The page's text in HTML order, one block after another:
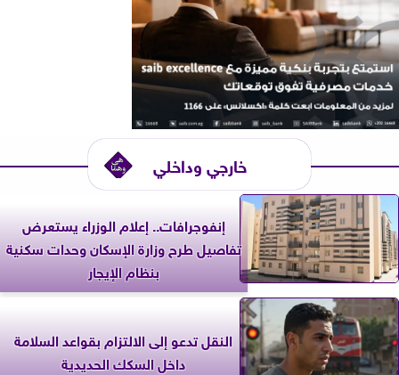
خارجي وداخلي
إنفوجرافات.. إعلام الوزراء يستعرض
تفاصيل طرح وزارة الإسكان وحدات سكنية
بنظام الإيجار
النقل تدعو إلى الالتزام بقواعد السلامة
داخل السكك الحديدية